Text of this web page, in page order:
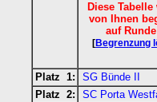
Diese Tabelle
von Ihnen
auf
[Begrenzung
Platz 1: SG Bünde II
Platz 2:
SC Porta